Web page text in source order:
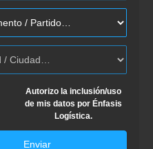
Autorizo la inclusión/uso
de mis datos por Énfasis
Logística.
Enviar